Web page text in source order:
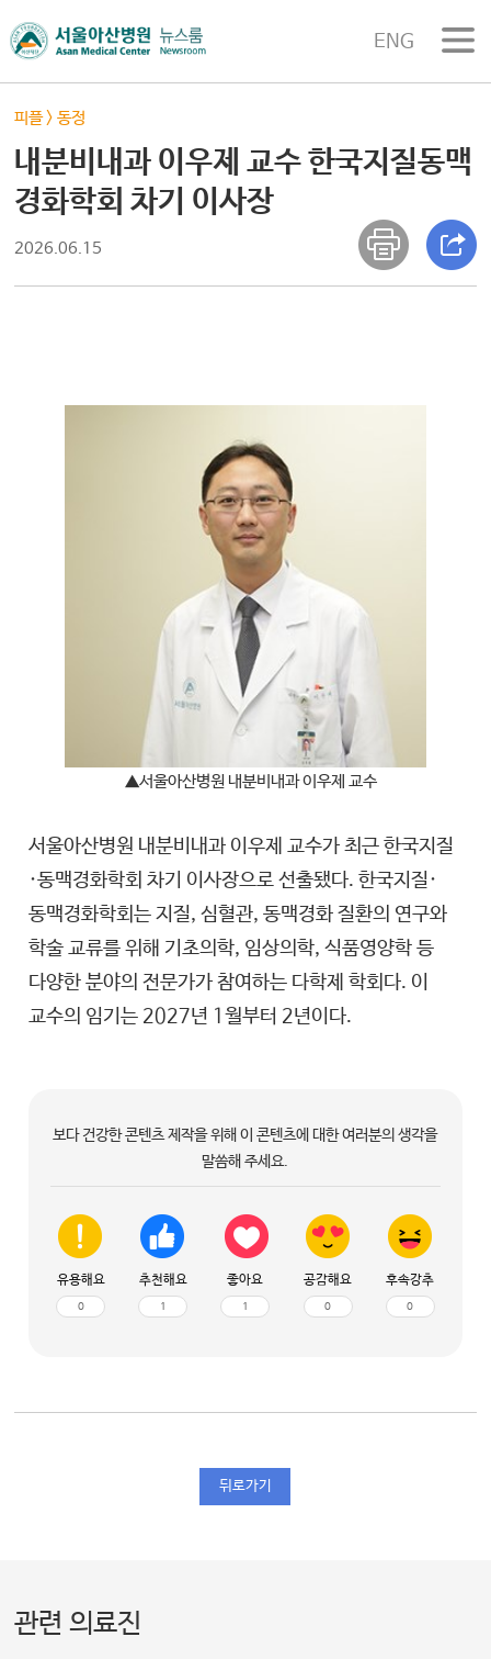
ENG
피플>동정
내분비내과 이우제 교수 한국지질동맥
경화학회 차기 이사장
2026.06.15
▲서울아산병원 내분비내과 이우제 교수
서울아산병원 내분비내과 이우제 교수가 최근 한국지질
·동맥경화학회 차기 이사장으로 선출됐다. 한국지질·
동맥경화학회는 지질, 심혈관, 동맥경화 질환의 연구와
학술 교류를 위해 기초의학, 임상의학, 식품영양학 등
다양한 분야의 전문가가 참여하는 다학제 학회다. 이
교수의 임기는 2027년 1월부터 2년이다.
보다 건강한 콘텐츠 제작을 위해 이 콘텐츠에 대한 여러분의 생각을
말씀해 주세요.
유용해요
0
추천해요
1
좋아요
1
공감해요
0
후속강추
0
뒤로가기
관련 의료진